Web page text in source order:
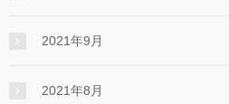
2021年9月
2021年8月